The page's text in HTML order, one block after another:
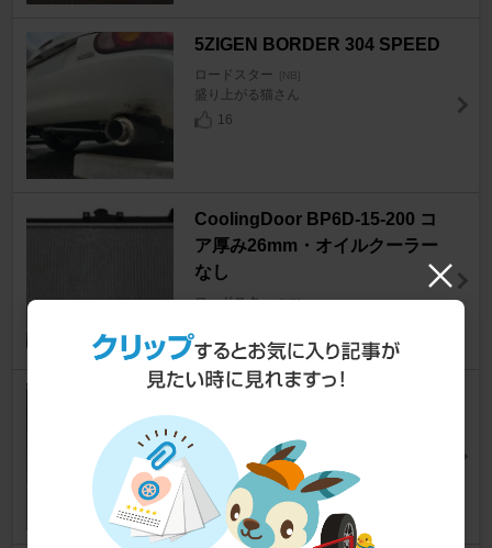
5ZIGEN BORDER 304 SPEED
ロードスター [NB]
盛り上がる猫さん
16
CoolingDoor BP6D-15-200 コ
ア厚み26mm・オイルクーラー
なし
ロードスター [NB]
57
ロードスター
翔吉さんさん